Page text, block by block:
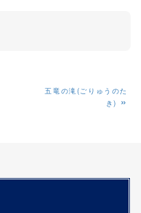
五竜の滝(ごりゅうのた
き) »